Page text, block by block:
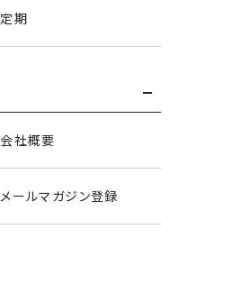
定期
会社概要
メールマガジン登録